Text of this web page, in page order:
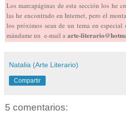
Los marcapáginas de esta sección los he
las he encontrado en Internet, pero el
los próximos sean de un tema en especial
mándame un e-mail a arte-
Natalia (Arte Literario)
Compartir
5 comentarios: